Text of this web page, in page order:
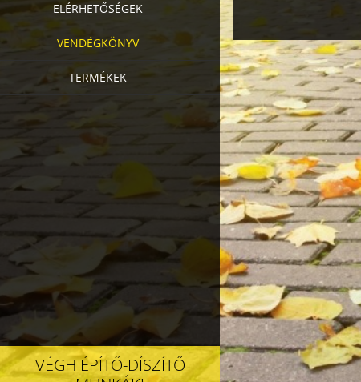
ELÉRHETŐSÉGEK
VENDÉGKÖNYV
TERMÉKEK
VÉGH ÉPÍTŐ-DÍSZÍTŐ